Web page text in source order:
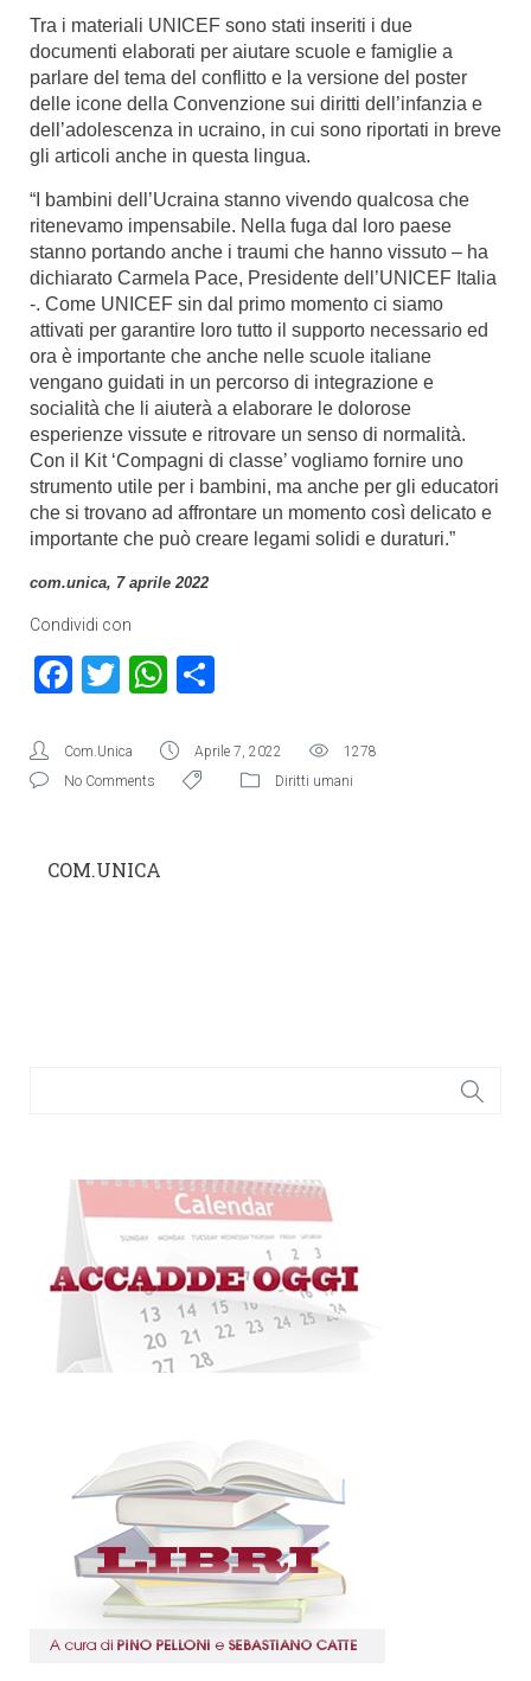
Tra i materiali UNICEF sono stati inseriti i due
documenti elaborati per aiutare scuole e famiglie a
parlare del tema del conflitto e la versione del poster
delle icone della Convenzione sui diritti dell’infanzia e
dell’adolescenza in ucraino, in cui sono riportati in breve
gli articoli anche in questa lingua.
“I bambini dell’Ucraina stanno vivendo qualcosa che
ritenevamo impensabile. Nella fuga dal loro paese
stanno portando anche i traumi che hanno vissuto – ha
dichiarato Carmela Pace, Presidente dell’UNICEF Italia
-. Come UNICEF sin dal primo momento ci siamo
attivati per garantire loro tutto il supporto necessario ed
ora è importante che anche nelle scuole italiane
vengano guidati in un percorso di integrazione e
socialità che li aiuterà a elaborare le dolorose
esperienze vissute e ritrovare un senso di normalità.
Con il Kit ‘Compagni di classe’ vogliamo fornire uno
strumento utile per i bambini, ma anche per gli educatori
che si trovano ad affrontare un momento così delicato e
importante che può creare legami solidi e duraturi.”
com.unica, 7 aprile 2022
Condividi con
Facebook
TwitterWhatsApp
Com.Unica Aprile 7, 2022
1278
No Comments
Diritti umani
COM.UNICA